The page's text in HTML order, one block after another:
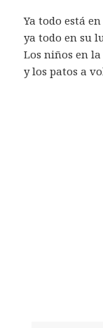
Ya todo está
ya todo en su
Los niños en la
y los patos a